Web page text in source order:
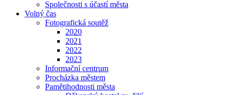
Společnosti s účastí města
Volný čas
Fotografická soutěž
2020
2021
2022
2023
Informační centrum
Procházka městem
Pamětihodnosti města